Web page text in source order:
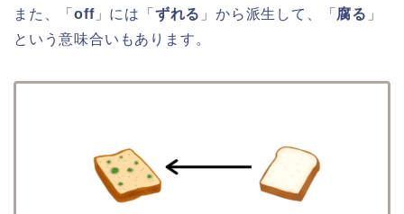
また、「off」には「 ずれる 」から派生して、「 腐る 」
という意味合いもあります。